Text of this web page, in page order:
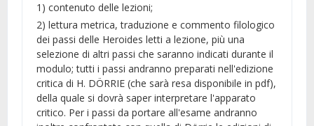
1) contenuto delle lezioni;
2) lettura metrica, traduzione e commento filologico
dei passi delle Heroides letti a lezione, più una
selezione di altri passi che saranno indicati durante il
modulo; tutti i passi andranno preparati nell'edizione
critica di H. DÖRRIE (che sarà resa disponibile in pdf),
della quale si dovrà saper interpretare l'apparato
critico. Per i passi da portare all'esame andranno